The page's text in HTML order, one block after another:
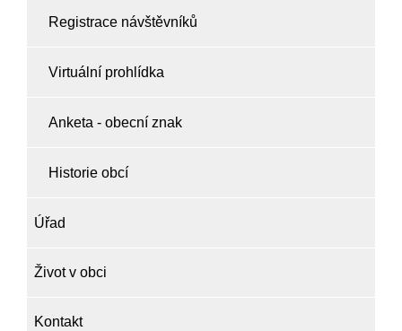
Registrace návštěvníků
Virtuální prohlídka
Anketa - obecní znak
Historie obcí
Úřad
Život v obci
Kontakt